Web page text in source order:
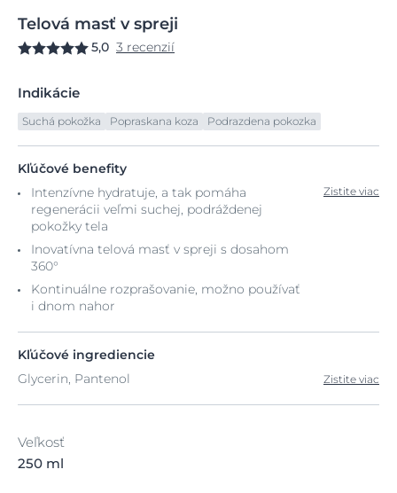
Telová masť v spreji
5,0 3 recenzií
Indikácie
Suchá pokožka Popraskana koza Podrazdena pokozka
Kľúčové benefity
Intenzívne hydratuje, a tak pomáha
regenerácii veľmi suchej, podráždenej
pokožky tela
Inovatívna telová masť v spreji s dosahom
360°
Kontinuálne rozprašovanie, možno používať
i dnom nahor
Zistite viac
Kľúčové ingrediencie
Glycerin, Pantenol
Zistite viac
Veľkosť
250 ml